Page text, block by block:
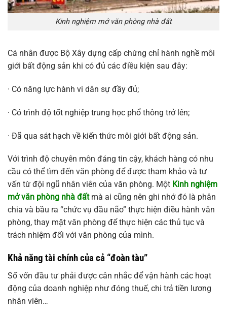
Kinh nghiệm mở văn phòng nhà đất
Cá nhân được Bộ Xây dựng cấp chứng chỉ hành nghề môi
giới bất động sản khi có đủ các điều kiện sau đây:
· Có năng lực hành vi dân sự đầy đủ;
· Có trình độ tốt nghiệp trung học phổ thông trở lên;
· Đã qua sát hạch về kiến thức môi giới bất động sản.
Với trình độ chuyên môn đáng tin cậy, khách hàng có nhu
cầu có thể tìm đến văn phòng để được tham khảo và tư
vấn từ đội ngũ nhân viên của văn phòng. Một Kinh nghiệm
mở văn phòng nhà đấtmà ai cũng nên ghi nhớ đó là phân
chia và bầu ra “chức vụ đầu não” thực hiện điều hành văn
phòng, thay mặt văn phòng để thực hiện các thủ tục và
trách nhiệm đối với văn phòng của mình.
Khả năng tài chính của cả “đoàn tàu”
Số vốn đầu tư phải được cân nhắc để vận hành các hoạt
động của doanh nghiệp như đóng thuế, chi trả tiền lương
nhân viên…